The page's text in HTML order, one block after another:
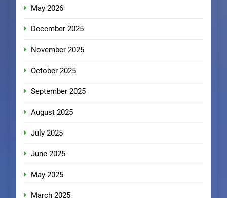
May 2026
December 2025
November 2025
October 2025
September 2025
August 2025
July 2025
June 2025
May 2025
March 2025